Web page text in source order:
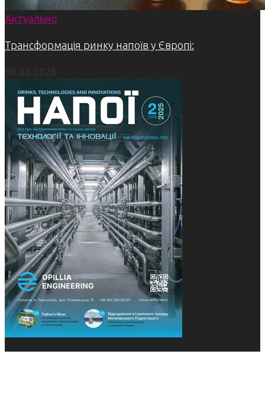
Актуально
Трансформація ринку напоїв у Європі: